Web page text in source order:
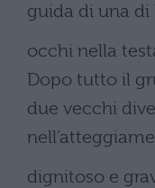
guida di una di
occhi nella
Dopo tutto il
due vecchi
dignitoso e